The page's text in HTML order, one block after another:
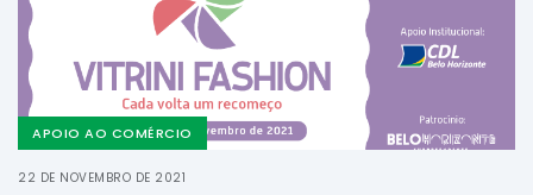
APOIO AO COMÉRCIO
22 DE NOVEMBRO DE 2021